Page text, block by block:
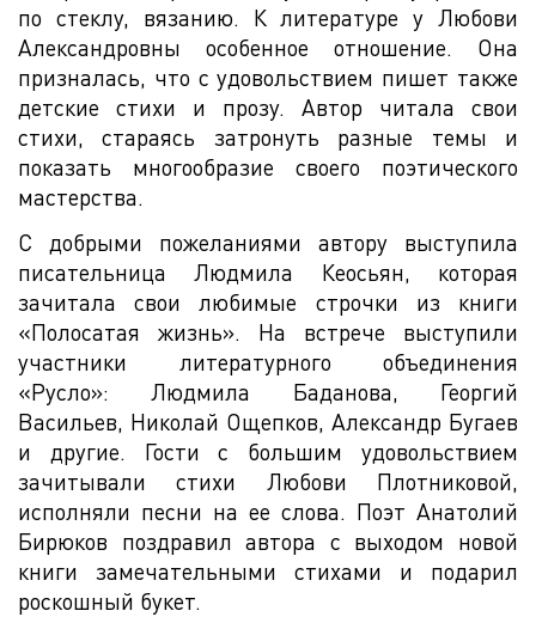
по стеклу, вязанию. К литературе у Любови
Александровны особенное отношение. Она
призналась, что с удовольствием пишет также
детские стихи и прозу. Автор читала свои
стихи, стараясь затронуть разные темы и
показать многообразие своего поэтического
мастерства.
С добрыми пожеланиями автору выступила
писательница Людмила Кеосьян, которая
зачитала свои любимые строчки из книги
«Полосатая жизнь». На встрече выступили
участники литературного объединения
«Русло»: Людмила Баданова, Георгий
Васильев, Николай Ощепков, Александр Бугаев
и другие. Гости с большим удовольствием
зачитывали стихи Любови Плотниковой,
исполняли песни на ее слова. Поэт Анатолий
Бирюков поздравил автора с выходом новой
книги замечательными стихами и подарил
роскошный букет.